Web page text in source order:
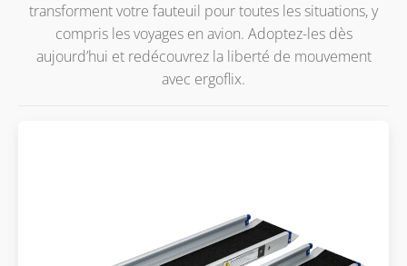
transforment votre fauteuil pour toutes les situations, y
compris les voyages en avion. Adoptez-les dès
aujourd’hui et redécouvrez la liberté de mouvement
avec ergoflix.